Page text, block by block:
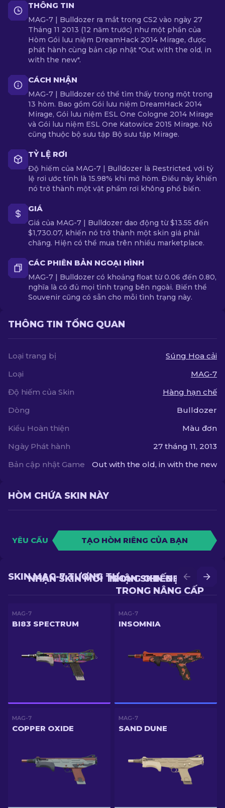
THÔNG TIN
MAG-7 | Bulldozer ra mắt trong CS2 vào ngày 27
Tháng 11 2013 (12 năm trước) như một phần của
Hòm Gói lưu niệm DreamHack 2014 Mirage, được
phát hành cùng bản cập nhật "Out with the old, in
with the new".
CÁCH NHẬN
MAG-7 | Bulldozer có thể tìm thấy trong một trong
13 hòm. Bao gồm Gói lưu niệm DreamHack 2014
Mirage, Gói lưu niệm ESL One Cologne 2014 Mirage
và Gói lưu niệm ESL One Katowice 2015 Mirage. Nó
cũng thuộc bộ sưu tập Bộ sưu tập Mirage.
TỶ LỆ RƠI
Độ hiếm của MAG-7 | Bulldozer là Restricted, với tỷ
lệ rơi ước tính là 15.98% khi mở hòm. Điều này khiến
nó trở thành một vật phẩm rơi không phổ biến.
GIÁ
Giá của MAG-7 | Bulldozer dao động từ $13.55 đến
$1,730.07, khiến nó trở thành một skin giá phải
chăng. Hiện có thể mua trên nhiều marketplace.
CÁC PHIÊN BẢN NGOẠI HÌNH
MAG-7 | Bulldozer có khoảng float từ 0.06 đến 0.80,
nghĩa là có đủ mọi tình trạng bên ngoài. Biến thể
Souvenir cũng có sẵn cho mỗi tình trạng này.
THÔNG TIN TỔNG QUAN
Loại trang bị
Súng Hoa cải
Loại
MAG-7
Độ hiếm của Skin
Hàng hạn chế
Dòng
Bulldozer
Kiểu Hoàn thiện
Màu đơn
Ngày Phát hành
27 tháng 11, 2013
Bản cập nhật Game
Out with the old, in with the new
HÒM CHỨA SKIN NÀY
YÊU CẦU TẠO HÒM RIÊNG CỦA BẠN
NHẬN SKIN ĐẸP HƠN
TRONG NÂNG CẤP
NHẬN SKIN MỚI TRONG CHIẾN ĐẤU
SKIN MAG-7 TƯƠNG TỰ
MAG-7
BI83 SPECTRUM
MAG-7
INSOMNIA
MAG-7
COPPER OXIDE
MAG-7
SAND DUNE